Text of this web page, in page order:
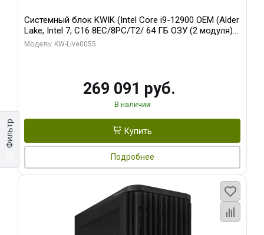
Фильтр
Системный блок KWIK (Intel Core i9-12900 OEM (Alder
Lake, Intel 7, C16 8EC/8PC/T2/ 64 ГБ ОЗУ (2 модуля)/
MSI RTX5080 SHADOW 3X OC 16GB GDDR7 256bit 3xDP
Модель: KW-Live0055
269 091 руб.
В наличии
Купить
Подробнее